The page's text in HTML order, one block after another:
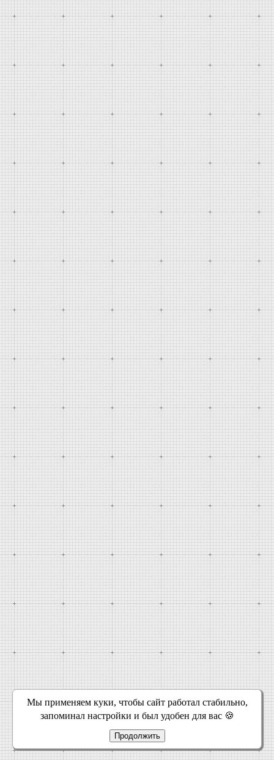
Мы применяем куки, чтобы сайт работал стабильно,
запоминал настройки и был удобен для вас 🍪
Продолжить